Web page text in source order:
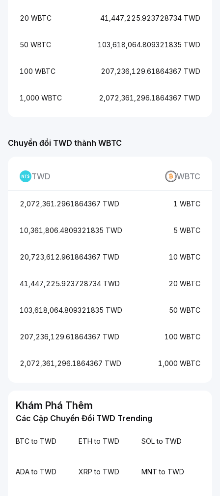
20 WBTC 41,447,225.923728734 TWD
50 WBTC 103,618,064.809321835 TWD
100 WBTC 207,236,129.61864367 TWD
1,000 WBTC 2,072,361,296.1864367 TWD
Chuyển đổi TWD thành WBTC
TWD WBTC
2,072,361.2961864367 TWD 1 WBTC
10,361,806.4809321835 TWD 5 WBTC
20,723,612.961864367 TWD 10 WBTC
41,447,225.923728734 TWD 20 WBTC
103,618,064.809321835 TWD 50 WBTC
207,236,129.61864367 TWD 100 WBTC
2,072,361,296.1864367 TWD 1,000 WBTC
Khám Phá Thêm
Các Cặp Chuyển Đổi TWD Trending
BTC to TWD ETH to TWD SOL to TWD
ADA to TWD XRP to TWD MNT to TWD